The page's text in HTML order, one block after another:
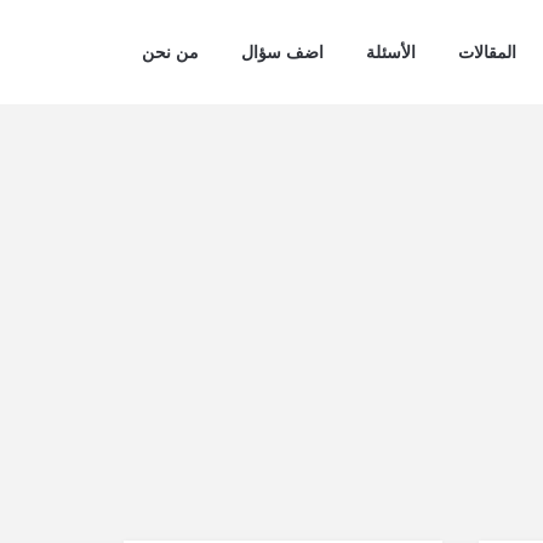
المقالات الأسئلة اضف سؤال من نحن